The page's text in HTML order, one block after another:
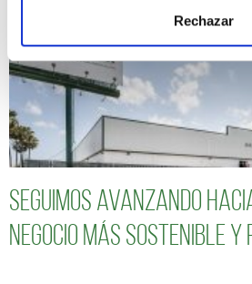
Rechazar
Seguimos avanzando
negocio más sostenible